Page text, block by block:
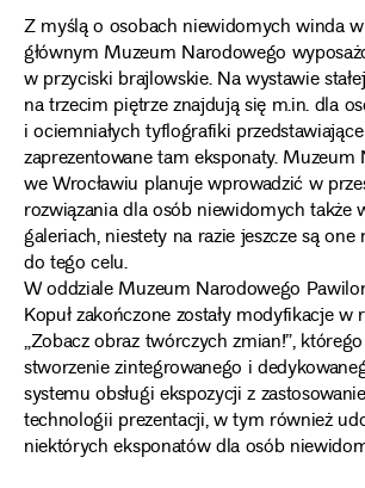
Z myślą o osobach niewidomych winda
głównym Muzeum Narodowego
w przyciski brajlowskie. Na wystawie
na trzecim piętrze znajdują się m.in. dla
i ociemniałych tyflografiki
zaprezentowane tam eksponaty. Muzeum
we Wrocławiu planuje wprowadzić w
rozwiązania dla osób niewidomych także
galeriach, niestety na razie jeszcze są one
do tego celu.
W oddziale Muzeum Narodowego
Kopuł zakończone zostały modyfikacje
„Zobacz obraz twórczych zmian!”,
stworzenie zintegrowanego i
systemu obsługi ekspozycji z
technologii prezentacji, w tym również
niektórych eksponatów dla osób